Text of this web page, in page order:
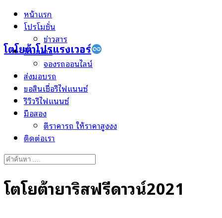
Skip
โตโยต้าโปรแรงเวอร์
หน้าแรก
โปรโมชั่น
ข่าวสาร
ป้ายแดง
จองรถออนไลน์
ส่งมอบรถ
ขอสินเชื่อรีไฟแนนซ์
รีวิวรีไฟแนนซ์
มือสอง
ตีราคารถ ให้ราคาสูงงง
ติดต่อเรา
Search
โตโยต้ายาริสฟรีดาวน์2021